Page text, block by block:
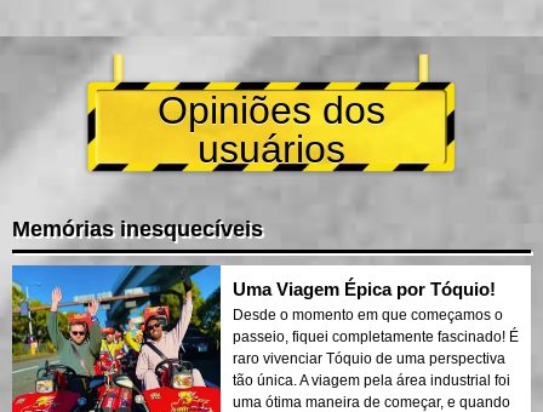
Opiniões dos
usuários
Memórias inesquecíveis
Uma Viagem Épica por Tóquio!
Desde o momento em que começamos o
passeio, fiquei completamente fascinado! É
raro vivenciar Tóquio de uma perspectiva
tão única. A viagem pela área industrial foi
uma ótima maneira de começar, e quando